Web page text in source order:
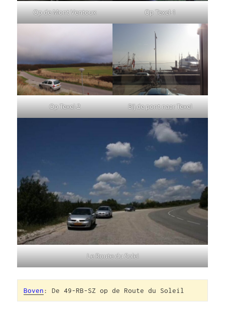
Op de Mont Ventoux Op Texel-1
Op Texel-2 Bij de pont naar Texel
Le Route du Solei
Boven: De 49-RB-SZ op de Route du Soleil